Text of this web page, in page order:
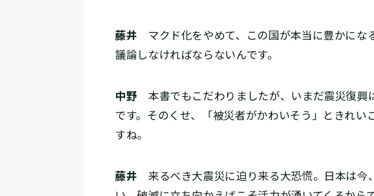
藤井 マクド化をやめて、この国が本当に豊かにな
議論しなければならないんです。
中野 本書でもこだわりましたが、いまだ震災復興
です。そのくせ、「被災者がかわいそう」ときれ
すね。
藤井 来るべき大震災に迫り来る大恐慌。日本は今